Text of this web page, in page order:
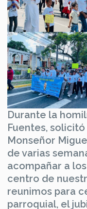
Durante la
Fuentes,
Monseñor
de varias
acompañar a
centro de
reunimos para
parroquial, el